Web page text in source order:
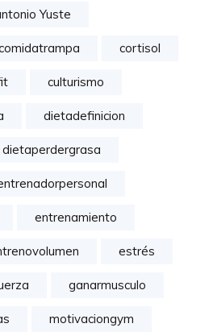
Yuste
cortisol
culturismo
dietadefinicion
dietaperdergrasa
entrenamiento
estrés
ganarmusculo
motivaciongym